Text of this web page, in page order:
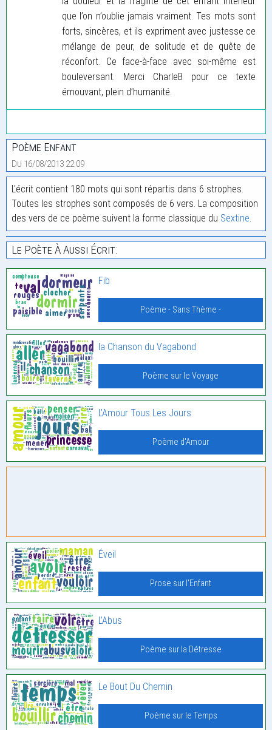
que l’on n’oublie jamais vraiment. Tes mots sont
forts, sincères, et ils expriment avec justesse ce
mélange de peur, de solitude et de quête de
réconfort. Ce face-à-face avec soi-même est
bouleversant. Merci CharleB pour ce texte
émouvant, plein d’humanité.
Poème Enfant
Du 16/08/2013 22:09
L'écrit contient 180 mots qui sont répartis dans 6 strophes.
Toutes les strophes sont composés de 6 vers. La composition
des vers de ce poème suivent la forme classique du Sextine
Le Poète À Aussi Écrit:
Fib
Poème - Sans Thème -
la Chanson du Vagabond
Poème sur le Voyage
L’Amour Tous Les Jours
Poème d'Amour
Éveil
Prose sur l'Enfant
L’Abus
Poème sur la Détresse
Le Bout Du Chemin
Poème sur le Temps